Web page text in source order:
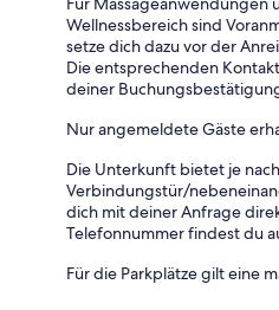
Wellnessbereich sind
setze dich dazu vor der
Die entsprechenden
deiner
Nur angemeldete Gäste
Die Unterkunft bietet je
Verbindungstür/
dich mit deiner Anfrage
Telefonnummer findest du
Für die Parkplätze gilt eine